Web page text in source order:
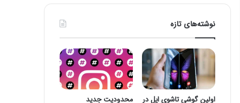
نوشته‌های تازه
اولین گوشی تاشوی اپل در
محدودیت جدید